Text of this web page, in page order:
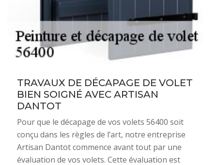
TRAVAUX DE DÉCAPAGE DE VOLET
BIEN SOIGNÉ AVEC ARTISAN
DANTOT
Pour que le décapage de vos volets 56400 soit
conçu dans les règles de l’art, notre entreprise
Artisan Dantot commence avant tout par une
évaluation de vos volets. Cette évaluation est